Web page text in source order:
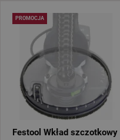
PROMOCJA
Festool Wkład szczotkowy